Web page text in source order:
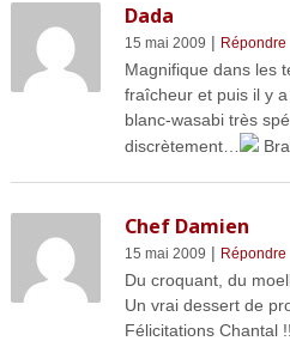
Dada
15 mai 2009 | Répondre
Magnifique dans les
fraîcheur et puis il y
blanc-wasabi très
discrètement…
Chef Damien
15 mai 2009 | Répondre
Du croquant, du
Un vrai dessert de
Félicitations Chantal